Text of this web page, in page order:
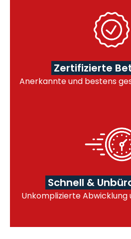
Zertifizierte
Anerkannte und bestens
Schnell &
Unkomplizierte